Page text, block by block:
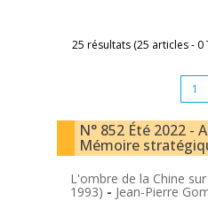
25 résultats (25 articles - 0
1
N° 852 Été 2022 -
Mémoire
L'ombre de la Chine
1993) - Jean-Pierre